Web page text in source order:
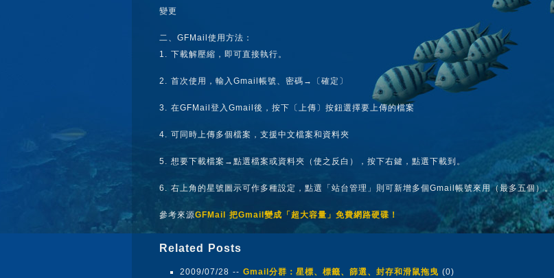
變更
二、GFMail使用方法：
1. 下載解壓縮，即可直接執行。
2. 首次使用，輸入Gmail帳號、密碼→〔確定〕
3. 在GFMail登入Gmail後，按下〔上傳〕按鈕選擇要上傳的檔案
4. 可同時上傳多個檔案，支援中文檔案和資料夾
5. 想要下載檔案→點選檔案或資料夾（使之反白），按下右鍵，點選下載到。
6. 右上角的星號圖示可作多種設定，點選「站台管理」則可新增多個Gmail帳號來用（最多五個）。
參考來源GFMail 把Gmail變成「超大容量」免費網路硬碟！
Related Posts
2009/07/28 -- Gmail分群：星標、標籤、篩選、封存和滑鼠拖曳 (0)